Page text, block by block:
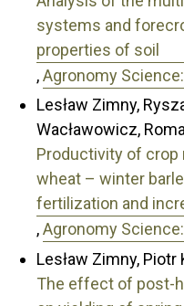
systems and
properties of soil
,Agronomy
Lesław Zimny,
Wacławowicz,
Productivity of crop
wheat – winter
fertilization and
,Agronomy
Lesław Zimny, Piotr
The effect of post-